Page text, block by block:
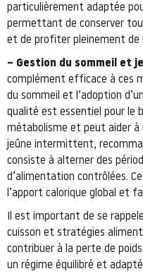
particulièrement adaptée
permettant de conserver
et de profiter pleinement de
– Gestion du sommeil et
complément efficace à ces
du sommeil et l’adoption
qualité est essentiel pour le
métabolisme et peut aider à
jeûne intermittent,
consiste à alterner des
d’alimentation contrôlées.
l’apport calorique global et
Il est important de se
cuisson et stratégies
contribuer à la perte de
un régime équilibré et